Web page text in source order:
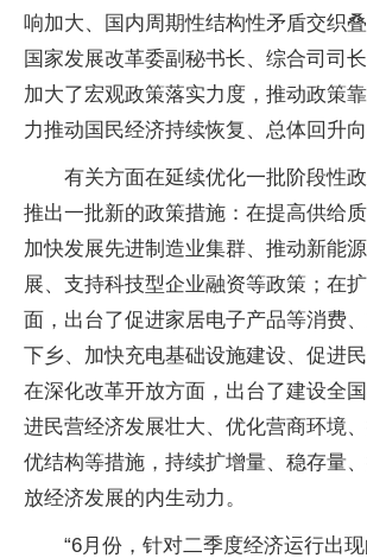
响加大、国内周期性结构性矛盾交织叠
国家发展改革委副秘书长、综合司司
加大了宏观政策落实力度，推动政策
力推动国民经济持续恢复、总体回升向
有关方面在延续优化一批阶段性
推出一批新的政策措施：在提高供给
加快发展先进制造业集群、推动新能
展、支持科技型企业融资等政策；在
面，出台了促进家居电子产品等消费
下乡、加快充电基础设施建设、促进
在深化改革开放方面，出台了建设全
进民营经济发展壮大、优化营商环境
优结构等措施，持续扩增量、稳存量
放经济发展的内生动力。
“6月份，针对二季度经济运行出